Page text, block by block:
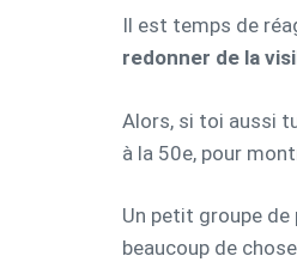
Il est temps de
redonner de la
Alors, si toi aussi
à la 50e, pour
Un petit groupe de
beaucoup de